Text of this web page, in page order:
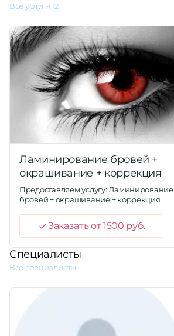
Все услуги12
Ламинирование бровей +
окрашивание + коррекция
Предоставляем услугу: Ламинирование
бровей + окрашивание + коррекция
Заказать от 1500 руб.
Специалисты
Все специалисты